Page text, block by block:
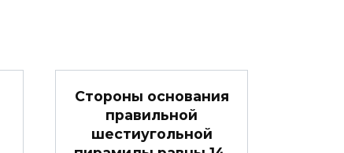
Стороны основания
правильной
шестиугольной